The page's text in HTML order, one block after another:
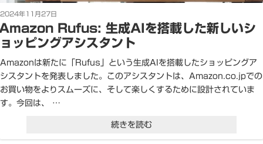
投
稿
日:
2024年11月27日
Rufus: 生成AIを搭載した新しいシ
ョッピングアシスタント
Amazonは新たに「Rufus」という生成AIを搭載したショッピングア
シスタントを発表しました。このアシスタントは、Amazon.co.jpでの
お買い物をよりスムーズに、そして楽しくするために設計されていま
す。今回は、 …
“Amazon
Rufus:
続きを読む